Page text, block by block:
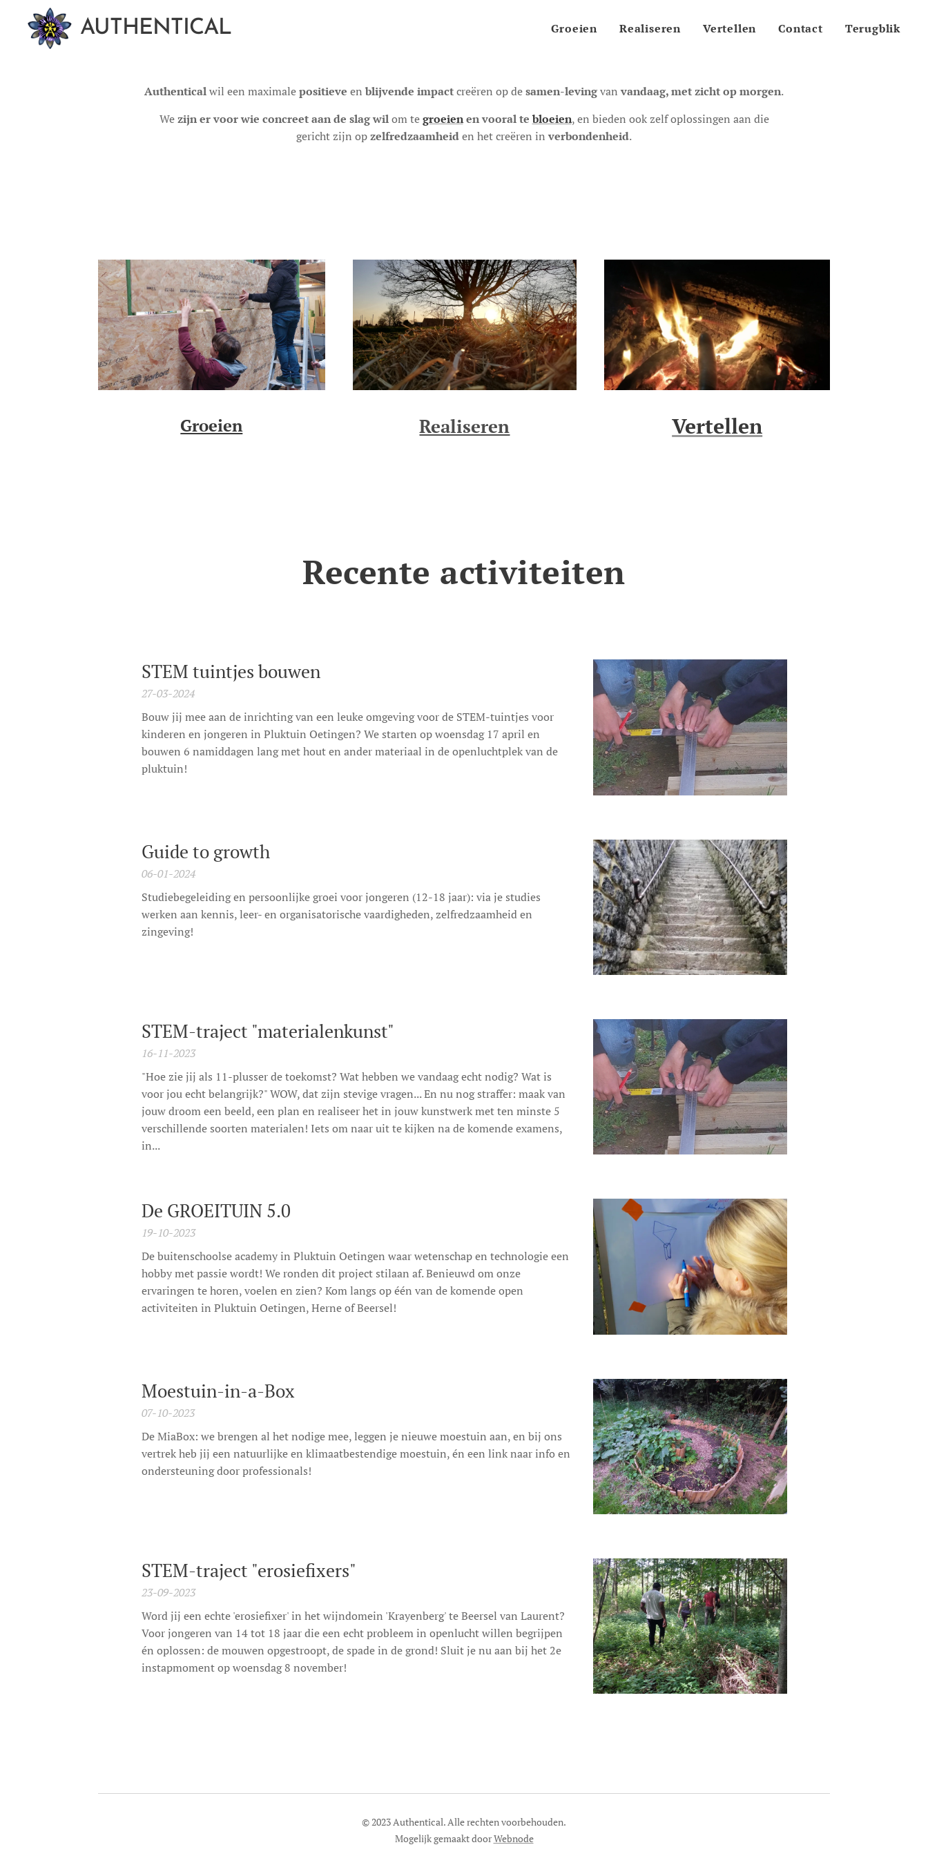
AUTHENTICAL Groeien Realiseren Vertellen Contact Terugblik
Authenticalwil een maximalepositieve en blijvende impactcreëren op desamen-levingvanvandaag, met zicht op morgen.
Wezijn er voor wie concreet aan de slag wilom tegroeienen vooral tebloeien, en bieden ook zelf oplossingen aan die
gericht zijn opzelfredzaamheiden het creëren inverbondenheid.
Groeien Realiseren Vertellen
Recente activiteiten
STEM tuintjes bouwen
27-03-2024
Bouw jij mee aan de inrichting van een leuke omgeving voor de STEM-tuintjes voor
kinderen en jongeren in Pluktuin Oetingen? We starten op woensdag 17 april en
bouwen 6 namiddagen lang met hout en ander materiaal in de openluchtplek van de
pluktuin!
Guide to growth
06-01-2024
Studiebegeleiding en persoonlijke groei voor jongeren (12-18 jaar): via je studies
werken aan kennis, leer- en organisatorische vaardigheden, zelfredzaamheid en
zingeving!
STEM-traject "materialenkunst"
16-11-2023
"Hoe zie jij als 11-plusser de toekomst? Wat hebben we vandaag echt nodig? Wat is
voor jou echt belangrijk?" WOW, dat zijn stevige vragen... En nu nog straffer: maak van
jouw droom een beeld, een plan en realiseer het in jouw kunstwerk met ten minste 5
verschillende soorten materialen! Iets om naar uit te kijken na de komende examens,
in...
De GROEITUIN 5.0
19-10-2023
De buitenschoolse academy in Pluktuin Oetingen waar wetenschap en technologie een
hobby met passie wordt! We ronden dit project stilaan af. Benieuwd om onze
ervaringen te horen, voelen en zien? Kom langs op één van de komende open
activiteiten in Pluktuin Oetingen, Herne of Beersel!
Moestuin-in-a-Box
07-10-2023
De MiaBox: we brengen al het nodige mee, leggen je nieuwe moestuin aan, en bij ons
vertrek heb jij een natuurlijke en klimaatbestendige moestuin, én een link naar info en
ondersteuning door professionals!
STEM-traject "erosiefixers"
23-09-2023
Word jij een echte 'erosiefixer' in het wijndomein 'Krayenberg' te Beersel van Laurent?
Voor jongeren van 14 tot 18 jaar die een echt probleem in openlucht willen begrijpen
én oplossen: de mouwen opgestroopt, de spade in de grond! Sluit je nu aan bij het 2e
instapmoment op woensdag 8 november!
© 2023 Authentical. Alle rechten voorbehouden.
Mogelijk gemaakt doorWebnode